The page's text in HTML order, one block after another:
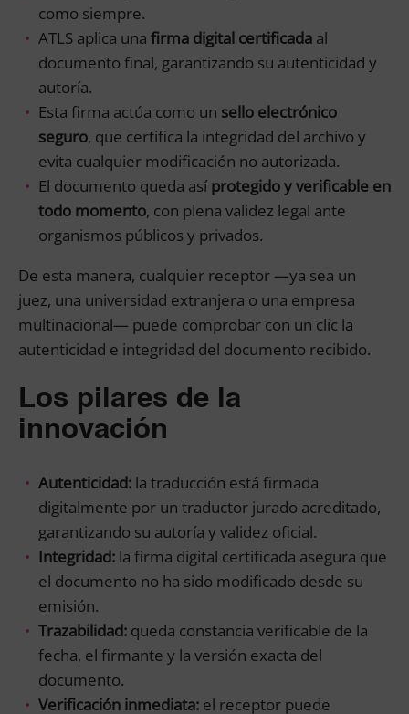
como siempre.
ATLS aplica una firma digital certificada al
documento final, garantizando su autenticidad y
autoría.
Esta firma actúa como un sello electrónico
seguro, que certifica la integridad del archivo y
evita cualquier modificación no autorizada.
El documento queda así protegido y verificable en
todo momento, con plena validez legal ante
organismos públicos y privados.
De esta manera, cualquier receptor —ya sea un
juez, una universidad extranjera o una empresa
multinacional— puede comprobar con un clic la
autenticidad e integridad del documento recibido.
Los pilares de la
innovación
Autenticidad: la traducción está firmada
digitalmente por un traductor jurado acreditado,
garantizando su autoría y validez oficial.
Integridad: la firma digital certificada asegura que
el documento no ha sido modificado desde su
emisión.
Trazabilidad: queda constancia verificable de la
fecha, el firmante y la versión exacta del
documento.
Verificación inmediata: el receptor puede